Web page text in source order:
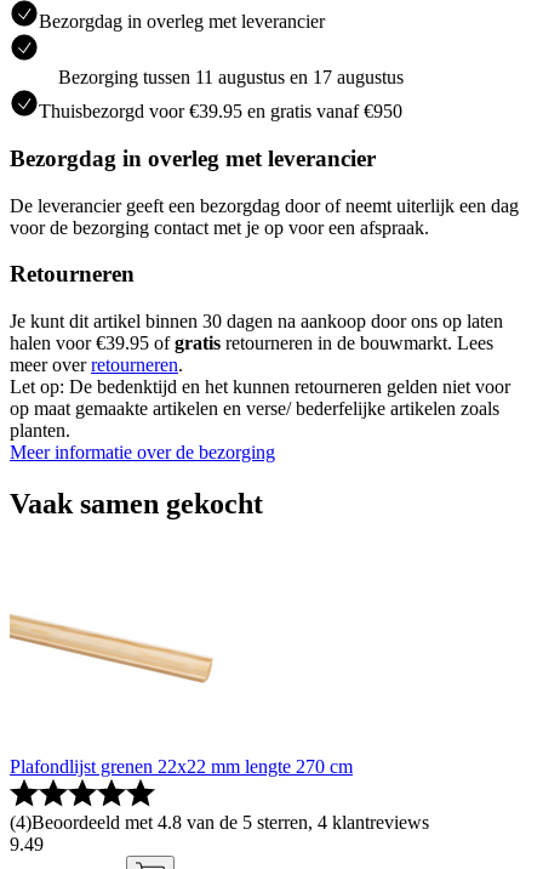
Bezorgdag in overleg met leverancier
Bezorging tussen 11 augustus en 17 augustus
Thuisbezorgd voor €39.95 en gratis vanaf €950
Bezorgdag in overleg met leverancier
De leverancier geeft een bezorgdag door of neemt uiterlijk een dag
voor de bezorging contact met je op voor een afspraak.
Retourneren
Je kunt dit artikel binnen 30 dagen na aankoop door ons op laten
halen voor €39.95 ofgratis retourneren in de bouwmarkt. Lees
meer overretourneren.
Let op: De bedenktijd en het kunnen retourneren gelden niet voor
op maat gemaakte artikelen en verse/ bederfelijke artikelen zoals
planten.
Meer informatie over de bezorging
Vaak samen gekocht
Plafondlijst grenen 22x22 mm lengte 270 cm
(4)Beoordeeld met 4.8 van de 5 sterren, 4 klantreviews
9.49